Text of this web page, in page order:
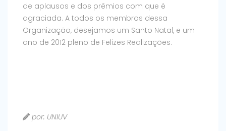
de aplausos e dos prêmios com que é
agraciada. A todos os membros dessa
Organização, desejamos um Santo Natal, e um
ano de 2012 pleno de Felizes Realizações.
por: UNIUV